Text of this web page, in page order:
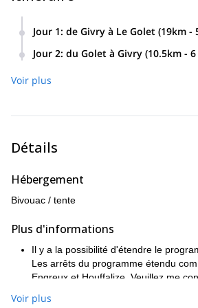
Programme de 7 jours de randonnée et
Ardennes
Jour 1: de Givry à Le Golet (19km -
Jour 2: du Golet à Givry (10.5km -
Voir plus
Détails
Hébergement
Bivouac / tente
Plus d'informations
Il y a la possibilité d'étendre le
Les arrêts du programme étendu
Engreux et Houffalize. Veuillez me
Les participants doivent apporter les
Voir plus